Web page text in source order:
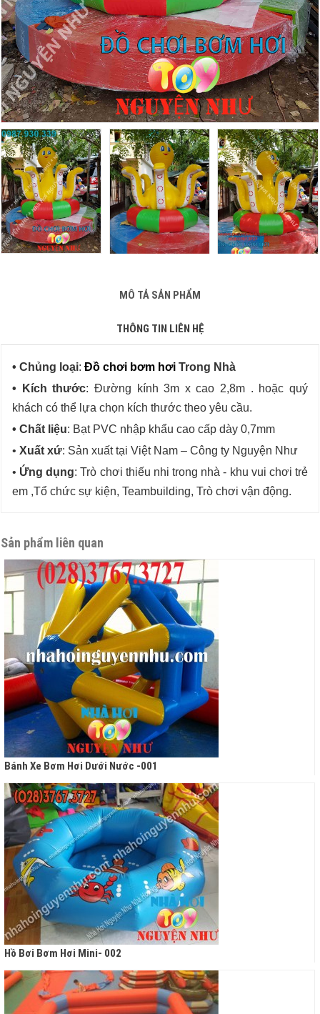
MÔ TẢ SẢN PHẨM
THÔNG TIN LIÊN HỆ
• Chủng loại: Đồ chơi bơm hơi Trong Nhà
• Kích thước: Đường kính 3m x cao 2,8m . hoặc quý
khách có thể lựa chọn kích thước theo yêu cầu.
• Chất liệu: Bạt PVC nhập khẩu cao cấp dày 0,7mm
• Xuất xứ: Sản xuất tại Việt Nam – Công ty Nguyện Như
• Ứng dụng: Trò chơi thiếu nhi trong nhà - khu vui chơi trẻ
em ,Tổ chức sự kiện, Teambuilding, Trò chơi vận động.
Sản phẩm liên quan
Bánh Xe Bơm Hơi Dưới Nước -001
Hồ Bơi Bơm Hơi Mini- 002